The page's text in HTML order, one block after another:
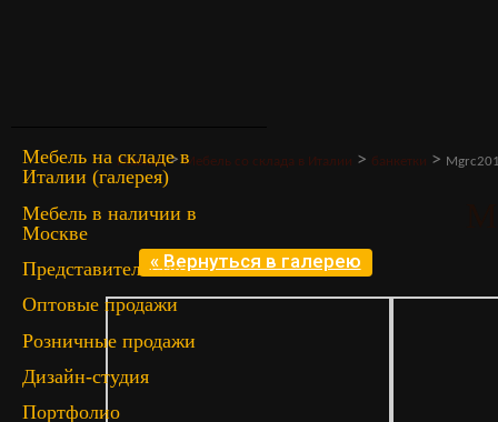
Мебель на складе в
Италии (галерея)
Мебель в наличии в
Москве
Представительство
Оптовые продажи
Розничные продажи
Дизайн-студия
Портфолио
Главная>Мебель со склада в Италии > банкетки >
« Вернуться в галерею